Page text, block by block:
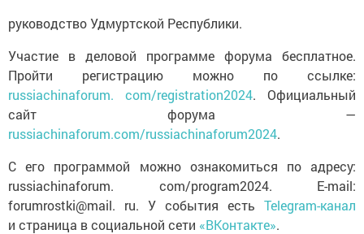
руководство Удмуртской Республики.
Участие в деловой программе форума бесплатное.
Пройти регистрацию можно по ссылке:
russiachinaforum. com/registration2024. Официальный
сайт форума —
russiachinaforum.com/russiachinaforum2024.
С его программой можно ознакомиться по адресу:
russiachinaforum. com/program2024. E-mail:
forumrostki@mail. ru. У события есть Telegram-канал
и страница в социальной сети «ВКонтакте».